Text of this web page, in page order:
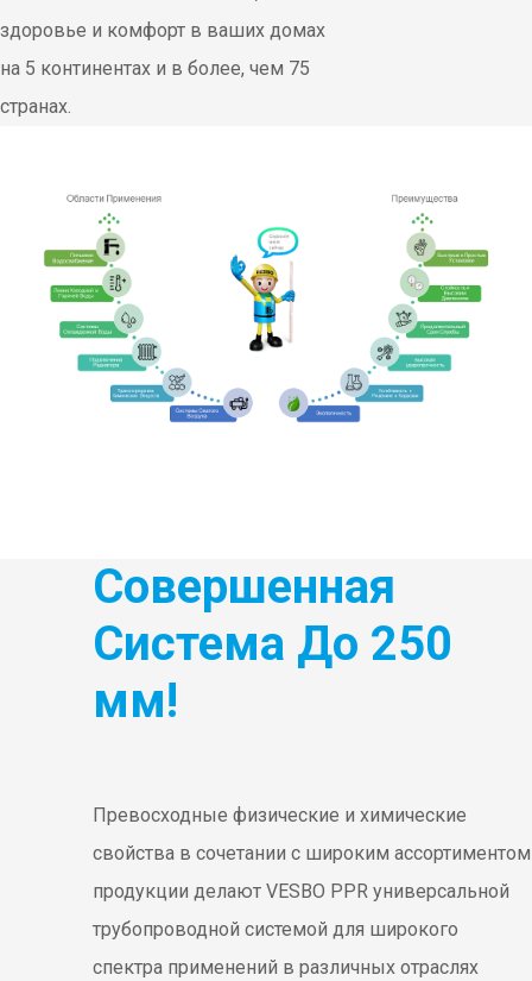
здоровье и комфорт в ваших домах
на 5 континентах и в более, чем 75
странах.
Совершенная
Система До 250
мм!
Превосходные физические и химические
свойства в сочетании с широким ассортиментом
продукции делают VESBO PPR универсальной
трубопроводной системой для широкого
спектра применений в различных отраслях